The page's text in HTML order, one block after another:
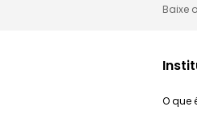
Baixe
O que